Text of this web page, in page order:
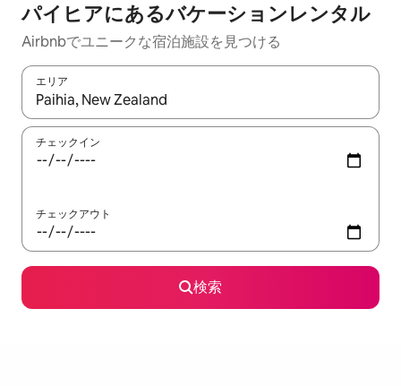
パイヒアにあるバケーションレンタル
Airbnbでユニークな宿泊施設を見つける
エリア
検索結果が表示されたら、上下の矢印キーを使って移動するか
チェックイン
チェックアウト
検索